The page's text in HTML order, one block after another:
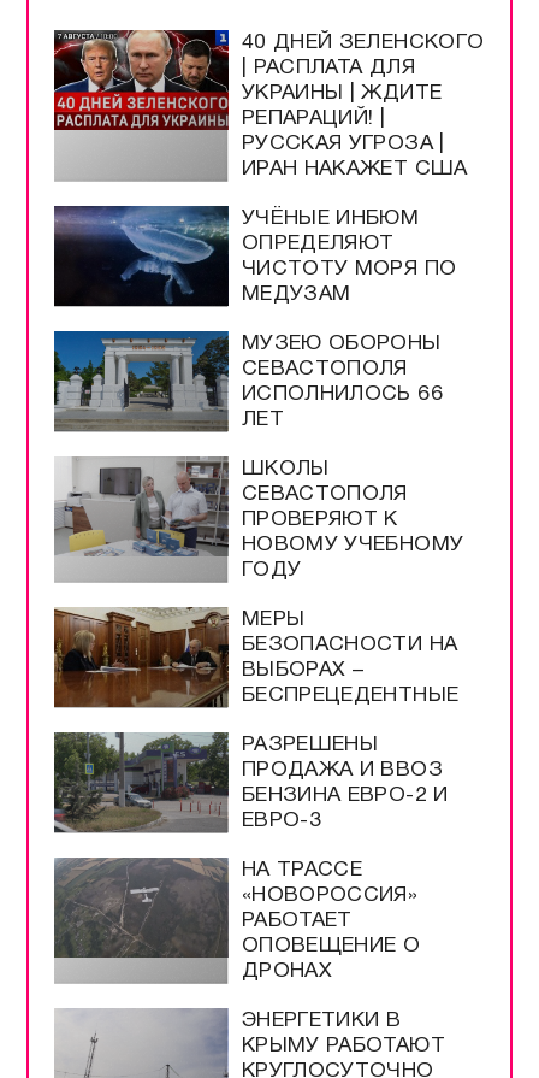
40 ДНЕЙ ЗЕЛЕНСКОГО
| РАСПЛАТА ДЛЯ
УКРАИНЫ | ЖДИТЕ
РЕПАРАЦИЙ! |
РУССКАЯ УГРОЗА |
ИРАН НАКАЖЕТ США
УЧЁНЫЕ ИНБЮМ
ОПРЕДЕЛЯЮТ
ЧИСТОТУ МОРЯ ПО
МЕДУЗАМ
МУЗЕЮ ОБОРОНЫ
СЕВАСТОПОЛЯ
ИСПОЛНИЛОСЬ 66
ЛЕТ
ШКОЛЫ
СЕВАСТОПОЛЯ
ПРОВЕРЯЮТ К
НОВОМУ УЧЕБНОМУ
ГОДУ
МЕРЫ
БЕЗОПАСНОСТИ НА
ВЫБОРАХ –
БЕСПРЕЦЕДЕНТНЫЕ
РАЗРЕШЕНЫ
ПРОДАЖА И ВВОЗ
БЕНЗИНА ЕВРО-2 И
ЕВРО-3
НА ТРАССЕ
«НОВОРОССИЯ»
РАБОТАЕТ
ОПОВЕЩЕНИЕ О
ДРОНАХ
ЭНЕРГЕТИКИ В
КРЫМУ РАБОТАЮТ
КРУГЛОСУТОЧНО